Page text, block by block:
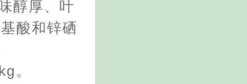
醇厚、叶
酸和锌硒
。